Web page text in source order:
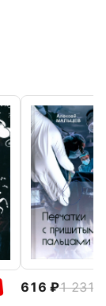
616 1 231